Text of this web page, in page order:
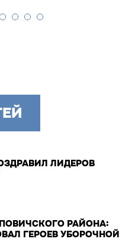
ЛИДЕРОВ
РАЙОНА:
ГЕРОЕВ УБОРОЧНОЙ